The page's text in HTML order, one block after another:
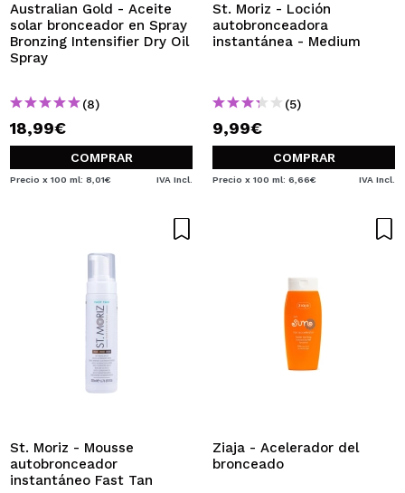
Australian Gold - Aceite
solar bronceador en Spray
Bronzing Intensifier Dry Oil
Spray
(8)
18,99€
COMPRAR
Precio x 100 ml: 8,01€ IVA Incl.
St. Moriz - Loción
autobronceadora
instantánea - Medium
(5)
9,99€
COMPRAR
Precio x 100 ml: 6,66€ IVA Incl.
St. Moriz - Mousse
autobronceador
instantáneo Fast Tan
Ziaja - Acelerador del
bronceado